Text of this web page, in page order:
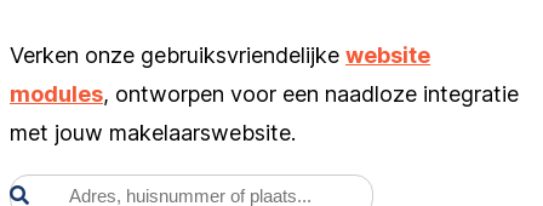
Verken onze gebruiksvriendelijke website
modules, ontworpen voor een naadloze integratie
met jouw makelaarswebsite.